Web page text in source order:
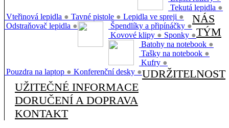
Tekutá lepidla ●
Vteřinová lepidla ● Tavné pistole ● Lepidla ve spreji ●
Odstraňovač lepidla ● Špendlíky a připínáčky ●
Kovové klipy ● Sponky ●
Batohy na notebook ●
Tašky na notebook ●
Kufry ●
Pouzdra na laptop ● Konferenční desky ●
NÁS
TÝM
UDRŽITELNOST
UŽITEČNÉ INFORMACE
DORUČENÍ A DOPRAVA
KONTAKT